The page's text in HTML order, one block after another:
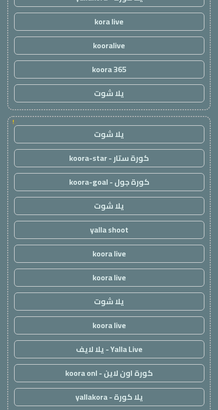
kora live
kooralive
koora 365
يلا شوت
!
يلا شوت
كورة ستار - koora-star
كورة جول - koora-goal
يلا شوت
yalla shoot
koora live
koora live
يلا شوت
koora live
Yalla Live - يلا لايف
كورة اون لاين - koora onl
يلا كورة - yallakora